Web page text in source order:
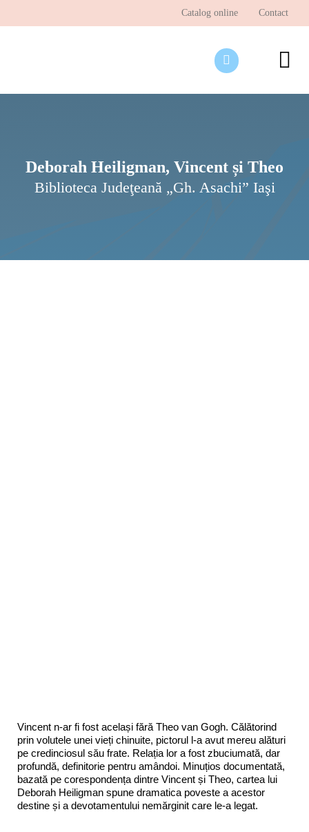
Catalog online Contact
Deborah Heiligman, Vincent și Theo
Biblioteca Judeţeană „Gh. Asachi” Iaşi
Vincent n-ar fi fost același fără Theo van Gogh. Călătorind
prin volutele unei vieți chinuite, pictorul l-a avut mereu alături
pe credinciosul său frate. Relația lor a fost zbuciumată, dar
profundă, definitorie pentru amândoi. Minuțios documentată,
bazată pe corespondența dintre Vincent și Theo, cartea lui
Deborah Heiligman spune dramatica poveste a acestor
destine și a devotamentului nemărginit care le-a legat.